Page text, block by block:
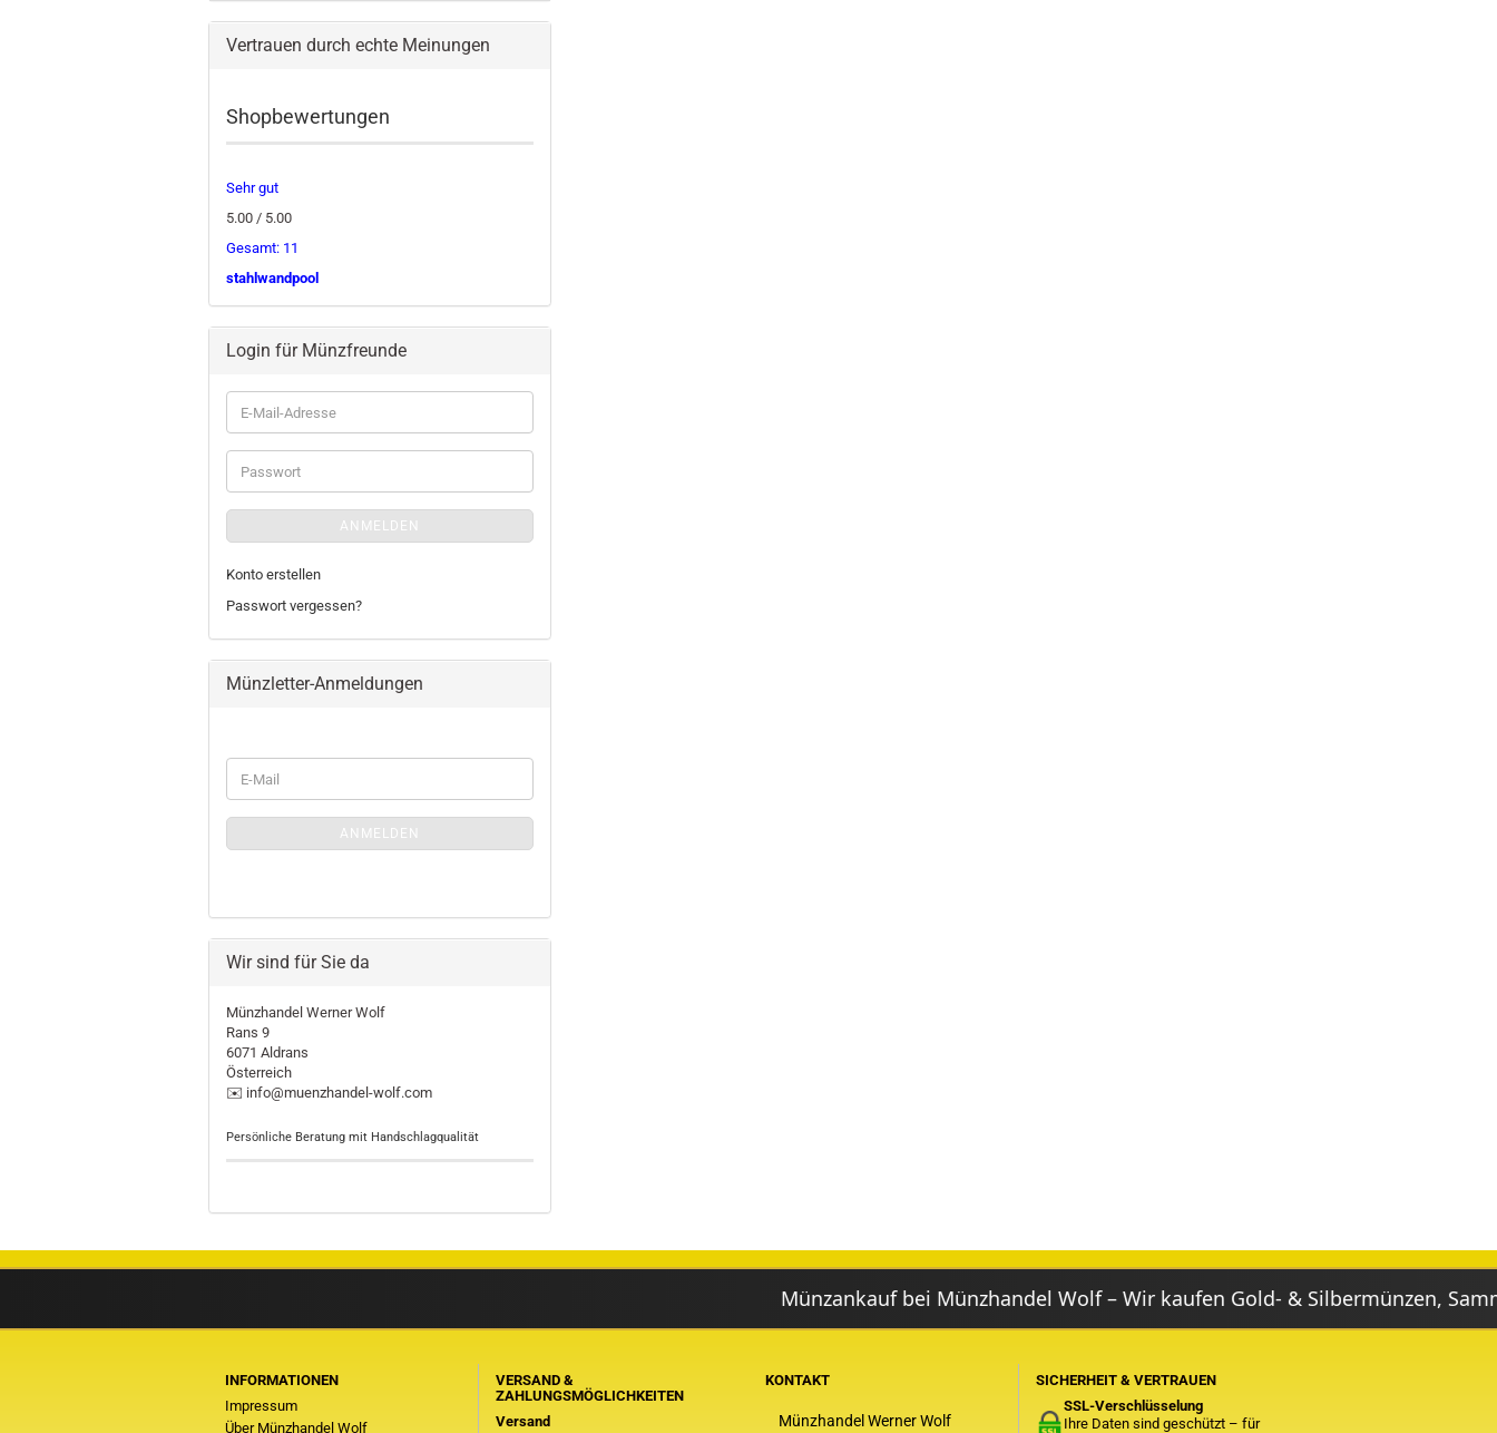
Vertrauen durch echte Meinungen
Shopbewertungen
Sehr gut
5.00 / 5.00
Gesamt: 11
stahlwandpool
Login für Münzfreunde
E-
Mail-
Adresse
Passwort
ANMELDEN
Konto erstellen
Passwort vergessen?
Münzletter-Anmeldungen
WEITER
ZUR
E-
Mail
ANMELDEN
Wir sind für Sie da
Münzhandel Werner Wolf
Rans 9
6071 Aldrans
Österreich
✉️ info@muenzhandel-wolf.com
Persönliche Beratung mit Handschlagqualität
Münzankauf bei Münzhandel Wolf – Wir kaufen Gold- & Silbermünzen,
INFORMATIONEN
Impressum
Über Münzhandel Wolf
VERSAND &
ZAHLUNGSMÖGLICHKEITEN
Versand
KONTAKT
Münzhandel Werner Wolf
SICHERHEIT & VERTRAUEN
SSL-Verschlüsselung
Ihre Daten sind geschützt – für